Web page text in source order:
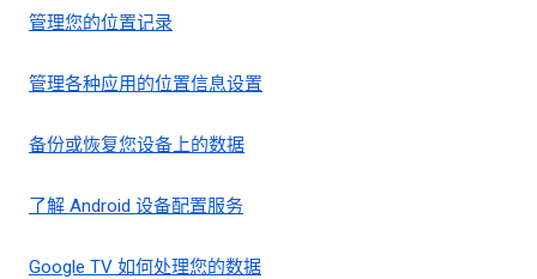
管理您的位置记录
管理各种应用的位置信息设置
备份或恢复您设备上的数据
了解 Android 设备配置服务
Google TV 如何处理您的数据